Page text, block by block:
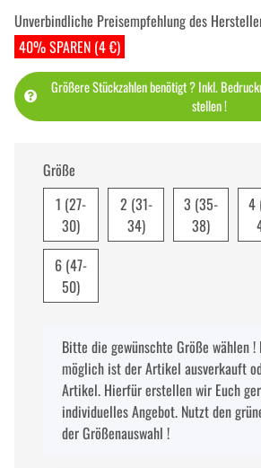
40% SPAREN (4 €)
Unverbindliche Preisempfehlung des
Größere Stückzahlen benötigt ? Inkl.
stellen !
Größe
1 (27-
30)
2 (31-
34)
3 (35-
38)
4
6 (47-
50)
xBitte die gewünschte Größe wählen
möglich ist der Artikel ausverkauft
Artikel. Hierfür erstellen wir Euch
individuelles Angebot. Nutzt den
der Größenauswahl !